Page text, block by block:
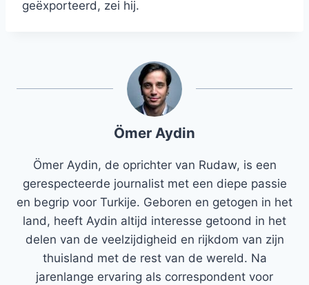
geëxporteerd, zei hij.
Ömer Aydin
Ömer Aydin, de oprichter van Rudaw, is een
gerespecteerde journalist met een diepe passie
en begrip voor Turkije. Geboren en getogen in het
land, heeft Aydin altijd interesse getoond in het
delen van de veelzijdigheid en rijkdom van zijn
thuisland met de rest van de wereld. Na
jarenlange ervaring als correspondent voor